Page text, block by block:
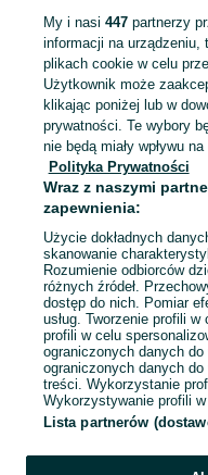
Mapa miejscowości
Mapa ministron
Popularne wyszukiwania
My i nasi 447partnerzy
informacji na urządzeniu,
plikach cookie w celu
Użytkownik może
klikając poniżej lub w
prywatności. Te wybory
nie będą miały wpływu
Polityka Prywatności
Wraz z naszymi
zapewnienia:
Użycie dokładnych
skanowanie
Rozumienie odbiorców
różnych źródeł.
dostęp do nich. Pomiar
usług. Tworzenie profili
profili w celu
ograniczonych danych
ograniczonych danych
treści. Wykorzystanie
Wykorzystywanie profili
Lista partnerów